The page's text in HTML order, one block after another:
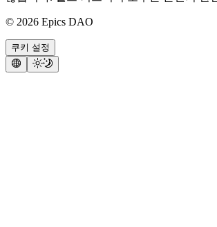
© 2026 Epics DAO
쿠키 설정